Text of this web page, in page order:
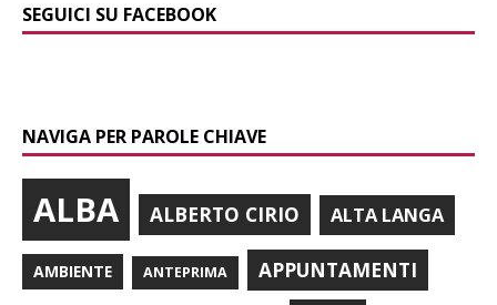
SEGUICI SU FACEBOOK
NAVIGA PER PAROLE CHIAVE
ALBA ALBERTO CIRIO ALTA LANGA
AMBIENTE ANTEPRIMA APPUNTAMENTI